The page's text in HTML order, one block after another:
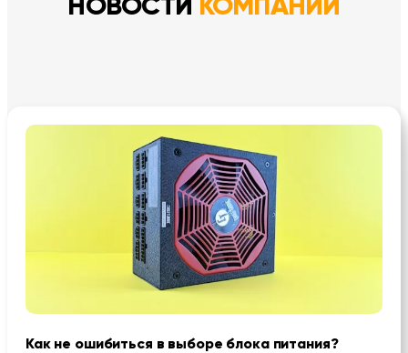
НОВОСТИ КОМПАНИИ
Как не ошибиться в выборе блока питания?